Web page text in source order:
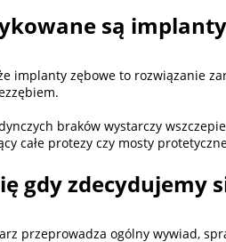
są
implanty zębowe to rozwiązanie
braków wystarczy
całe protezy czy mosty
gdy
przeprowadza ogólny wywiad,